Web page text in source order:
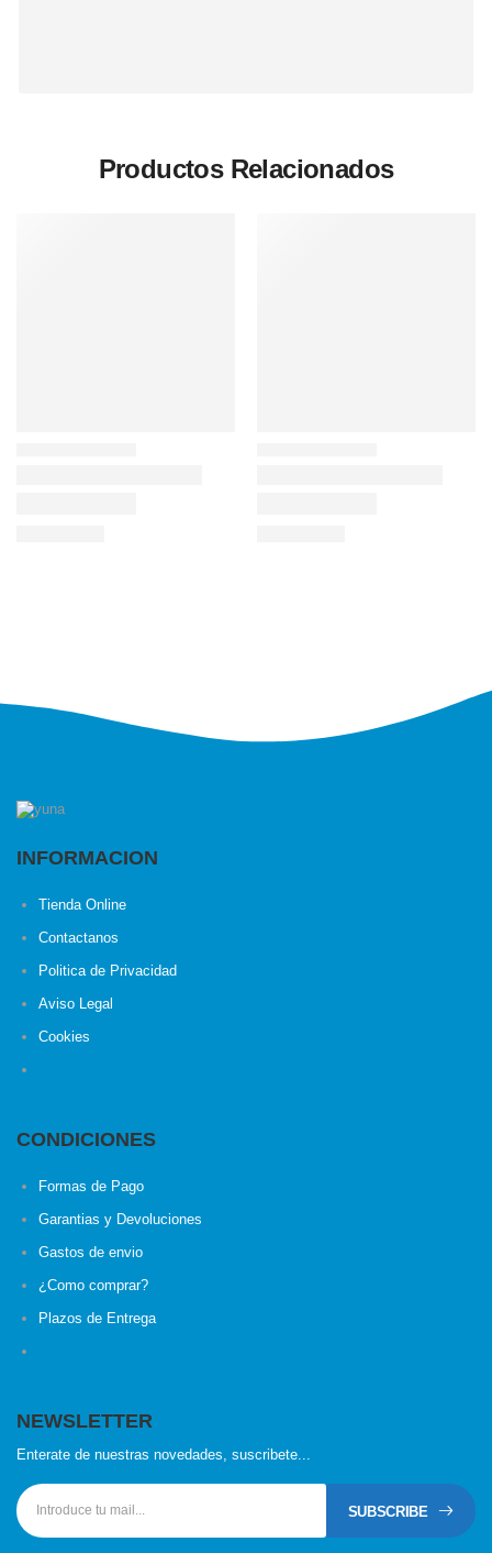
Productos Relacionados
INFORMACION
Tienda Online
Contactanos
Politica de Privacidad
Aviso Legal
Cookies
CONDICIONES
Formas de Pago
Garantias y Devoluciones
Gastos de envio
¿Como comprar?
Plazos de Entrega
NEWSLETTER
Enterate de nuestras novedades, suscribete...
SUBSCRIBE